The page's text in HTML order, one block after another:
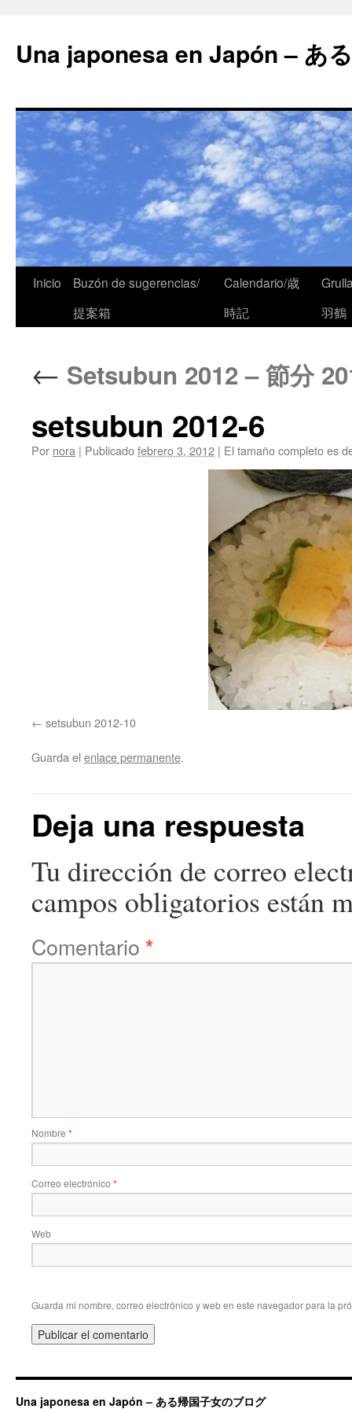
Una japonesa en Japón – あ
Inicio
Buzón de sugerencias/
提案箱
Calendario/歳
時記
羽鶴
← Setsubun 2012 – 節分
setsubun 2012-6
Por nora | Publicadofebrero 3, 2012 | El tamaño completo es
setsubun 2012-10
Guarda el enlace permanente.
Deja una respuesta
Tu dirección de correo
campos obligatorios están
Comentario *
Nombre *
Correo electrónico *
Web
Guarda mi nombre, correo electrónico y web en este navegador para la
Una japonesa en Japón – ある帰国子女のブログ